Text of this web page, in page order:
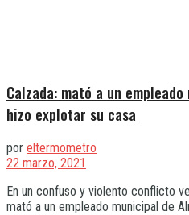
Calzada: mató a un
hizo explotar su casa
por eltermometro
22 marzo, 2021
En un confuso y violento conflicto
mató a un empleado municipal de